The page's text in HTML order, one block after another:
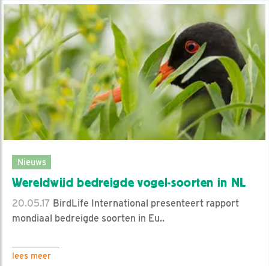
Nieuws
Wereldwijd bedreigde vogel-soorten in NL
20.05.17 BirdLife International presenteert rapport
mondiaal bedreigde soorten in Eu..
lees meer